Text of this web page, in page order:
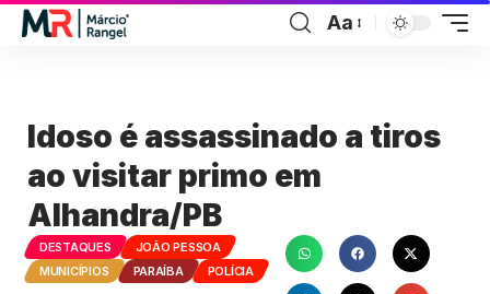
Aa
Idoso é assassinado a tiros
ao visitar primo em
Alhandra/PB
DESTAQUES
JOÃO PESSOA
MUNICÍPIOS
PARAÍBA POLÍCIA